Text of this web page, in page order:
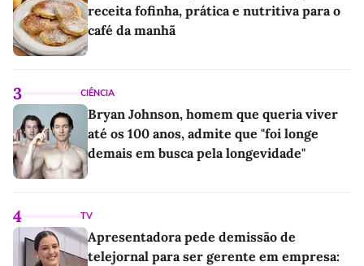
receita fofinha, prática e nutritiva para o
café da manhã
3 CIÊNCIA
Bryan Johnson, homem que queria viver
até os 100 anos, admite que "foi longe
demais em busca pela longevidade"
4 TV
Apresentadora pede demissão de
telejornal para ser gerente em empresa: